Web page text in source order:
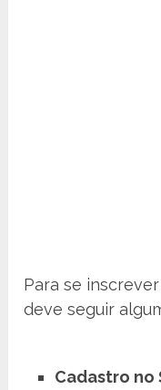
Para se
deve seguir
Cadastro no